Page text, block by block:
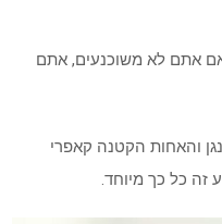
אתם לא משוכנעים, אתם
והאחות הקטנה קאפרי